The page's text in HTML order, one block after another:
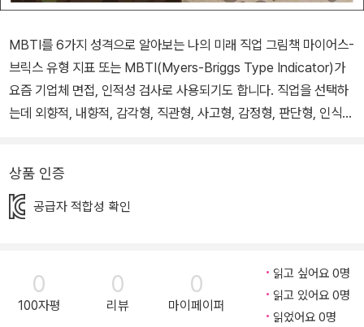
MBTI를 6가지 성격으로 알아보는 나의 미래 직업 그림책 마이어스-
브릭스 유형 지표 또는 MBTI(Myers-Briggs Type Indicator)가
요즘 기업체 면접, 인적성 검사로 사용되기도 합니다. 직업을 선택하
는데 외향적, 내향적, 감각형, 직관형, 사고형, 감정형, 판단형, 인식형
6가지 성격 유형을 분류하고 내 아이에 맞는 성격에 따라 대표적인
직업 정보를 찾아주는 가이드형 그림책으로 소중한 아이의 꿈을 구체
로봇, 빅데이터, IOT와 같이 새로운 유형의 직업이 생기면서 반대로
사람의 일자리는 점점 없어진다고 합니다. 이 도서는 수입이나 직업
의 화려한 모습보다 앞으로 미래를 준비해 나갈 수 있는 정보와 현재
상품 인증
공급자 적합성 확인
0
100자평
0
리뷰
0
마이페이퍼
읽고 싶어요 0명
읽고 있어요 0명
읽었어요 0명